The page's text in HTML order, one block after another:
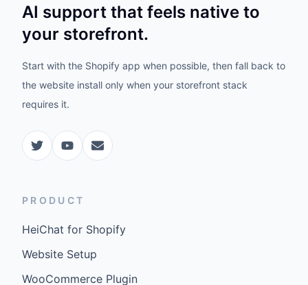
AI support that feels native to
your storefront.
Start with the Shopify app when possible, then fall back to
the website install only when your storefront stack
requires it.
PRODUCT
HeiChat for Shopify
Website Setup
WooCommerce Plugin